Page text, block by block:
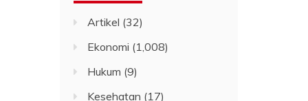
Artikel (32)
Ekonomi (1,008)
Hukum (9)
Kesehatan (17)